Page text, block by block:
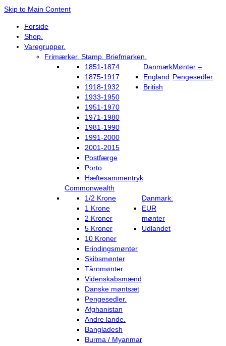
Skip to Main Content
Forside
Shop.
Varegrupper.
Frimærker. Stamp. Briefmarken.
Danmark
1851-1874
1875-1917
1918-1932
1933-1950
1951-1970
1971-1980
1981-1990
1991-2000
2001-2015
Postfærge
Porto
Hæftesammentryk
England
British
Commonwealth
Mønter –
Pengesedler
Danmark.
1/2 Krone
1 Krone
2 Kroner
5 Kroner
10 Kroner
Erindingsmønter
Skibsmønter
Tårnmønter
Videnskabsmænd
Danske møntsæt
Pengesedler.
EUR
mønter
Udlandet
Afghanistan
Andre lande.
Bangladesh
Burma / Myanmar